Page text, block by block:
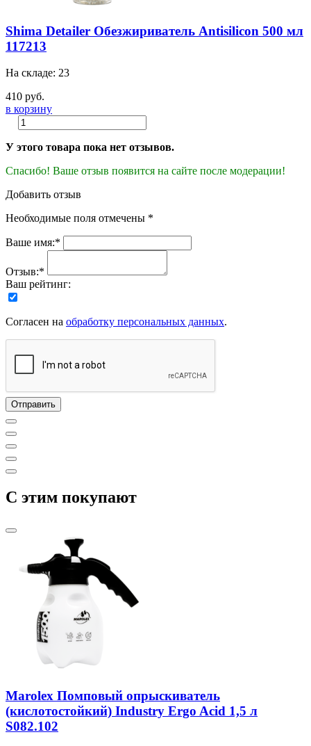
Shima Detailer Обезжириватель Antisilicon 500 мл
117213
На складе: 23
410 руб.
в корзину
У этого товара пока нет отзывов.
Спасибо! Ваше отзыв появится на сайте после модерации!
Добавить отзыв
Необходимые поля отмечены *
Ваше имя:*
Отзыв:*
Ваш рейтинг:
Согласен на обработку персональных данных.
C этим покупают
Marolex Помповый опрыскиватель
(кислотостойкий) Industry Ergo Acid 1,5 л
S082.102